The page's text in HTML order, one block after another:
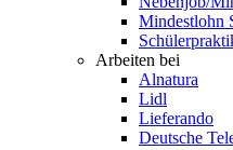
Mindestlohn
Arbeiten bei
Alnatura
Lidl
Lieferando
Deutsche